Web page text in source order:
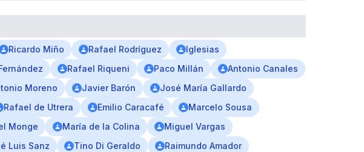
Ricardo Miño Rafael Rodríguez
Iglesias
Rafael Riqueni Paco Millán
Antonio Canales
Moreno Javier Barón
José María Gallardo
Rafael de Utrera Emilio Caracafé
Marcelo Sousa
Monge María de la Colina
Miguel Vargas
Luis Sanz Tino Di Geraldo
Raimundo Amador